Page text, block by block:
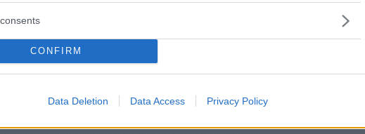
CONFIRM
Data Deletion Data Access Privacy Policy
Αναντολού Εφές για τα επόμενα 2+1 χρόνια είναι με
ο Έλληνας σέντερ
6